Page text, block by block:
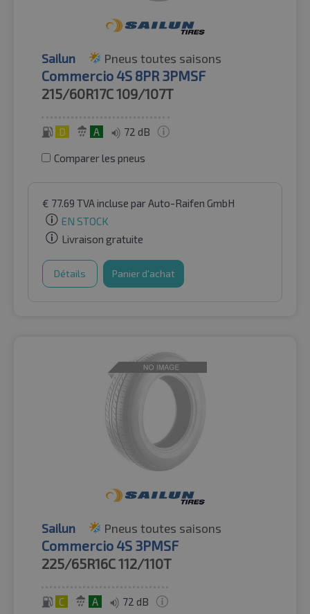
Sailun Pneus toutes saisons
Commercio 4S 8PR 3PMSF
215/60R17C109/107T
D A 72 dB
Comparer les pneus
€ 77.69 TVA incluse par Auto-Raifen GmbH
EN STOCK
Livraison gratuite
Détails Panier d'achat
Sailun Pneus toutes saisons
Commercio 4S 3PMSF
225/65R16C112/110T
C A 72 dB